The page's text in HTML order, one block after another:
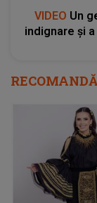
VIDEO Un
indignare și